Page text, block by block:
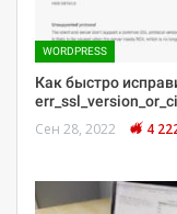
WORDPRESS
Как быстро
Сен 28, 2022 4